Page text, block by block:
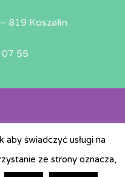
819 Koszalin
07 55
| MEDiSON |
świadczyć usługi na
ze strony oznacza,